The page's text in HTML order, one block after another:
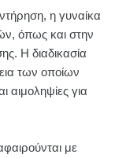
η γυναίκα
όπως και στην
Η διαδικασία
των οποίων
αιμοληψίες για
με